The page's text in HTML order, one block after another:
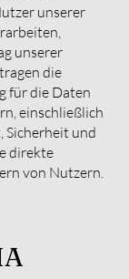
unserer
unserer
die
für die Daten
einschließlich
Sicherheit und
direkte
von Nutzern.